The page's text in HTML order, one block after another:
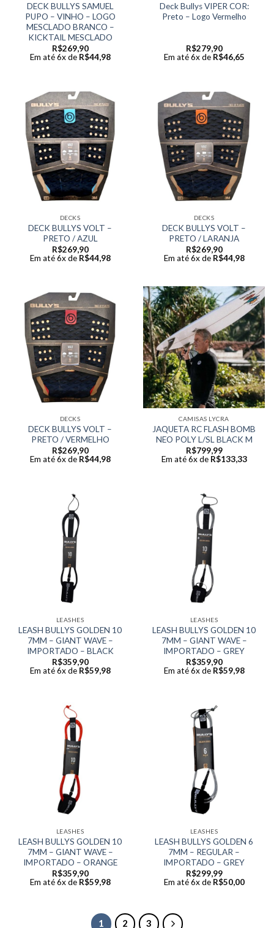
DECK BULLYS SAMUEL
PUPO – VINHO – LOGO
MESCLADO BRANCO –
KICKTAIL MESCLADO
R$269,90
Em até 6x de R$44,98
Deck Bullys VIPER COR:
Preto – Logo Vermelho
R$279,90
Em até 6x de R$46,65
DECKS
DECK BULLYS VOLT –
PRETO / AZUL
R$269,90
Em até 6x de R$44,98
DECKS
DECK BULLYS VOLT –
PRETO / LARANJA
R$269,90
Em até 6x de R$44,98
DECKS
DECK BULLYS VOLT –
PRETO / VERMELHO
R$269,90
Em até 6x de R$44,98
CAMISAS LYCRA
JAQUETA RC FLASH BOMB
NEO POLY L/SL BLACK M
R$799,99
Em até 6x de R$133,33
LEASHES
LEASH BULLYS GOLDEN 10
7MM – GIANT WAVE –
IMPORTADO – BLACK
R$359,90
Em até 6x de R$59,98
LEASHES
LEASH BULLYS GOLDEN 10
7MM – GIANT WAVE –
IMPORTADO – GREY
R$359,90
Em até 6x de R$59,98
LEASHES
LEASH BULLYS GOLDEN 10
7MM – GIANT WAVE –
IMPORTADO – ORANGE
R$359,90
Em até 6x de R$59,98
LEASHES
LEASH BULLYS GOLDEN 6
7MM – REGULAR –
IMPORTADO – GREY
R$299,99
Em até 6x de R$50,00
1 2 3